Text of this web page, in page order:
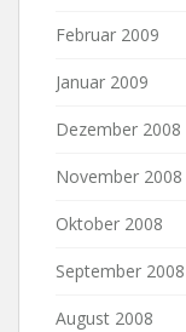
Februar 2009
Januar 2009
Dezember 2008
November 2008
Oktober 2008
September 2008
August 2008